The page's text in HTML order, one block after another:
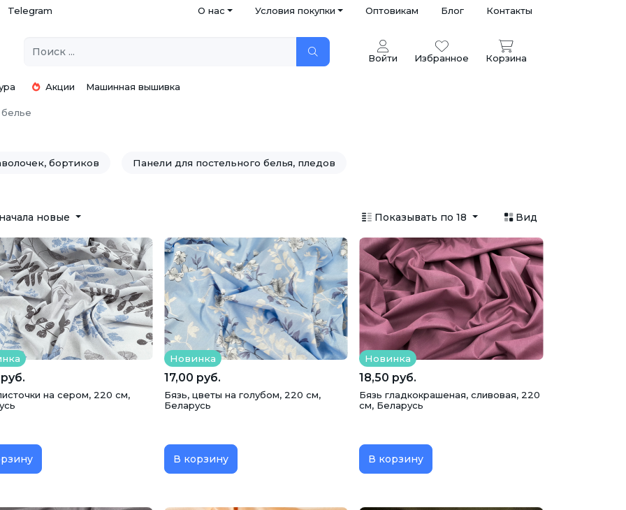
Telegram О нас Условия покупки Оптовикам Блог Контакты
Войти Избранное Корзина
Акции Машинная вышивка
бортиков Панели для постельного белья, пледов
новые Показывать по 18 Вид
на сером, 220 см,
17,00 руб.
Новинка
Бязь, цветы на голубом, 220 см,
Беларусь
В корзину
18,50 руб.
Новинка
Бязь гладкокрашеная, сливовая, 220
см, Беларусь
В корзину